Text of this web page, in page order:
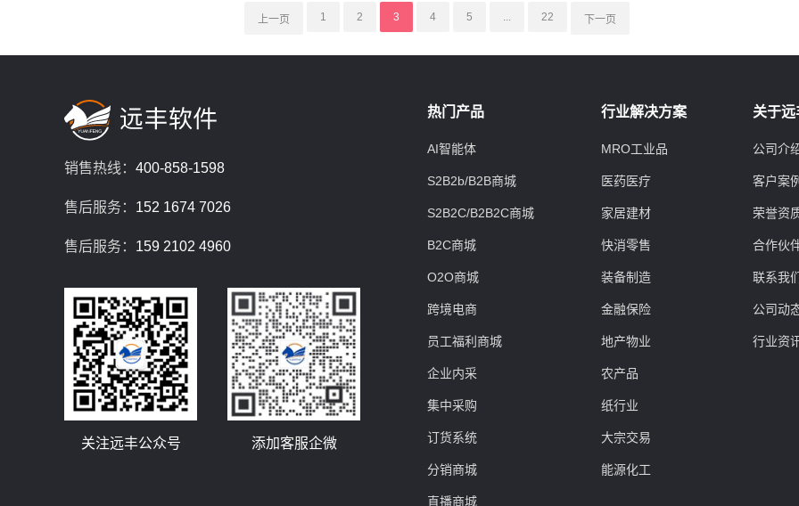
上一页 1 2 3 4 5 22 下一页
销售热线： 400-858-1598
售后服务： 152 1674 7026
售后服务： 159 2102 4960
关注远丰公众号 添加客服企微
热门产品
AI智能体
S2B2b/B2B商城
S2B2C/B2B2C商城
B2C商城
O2O商城
跨境电商
员工福利商城
企业内采
集中采购
订货系统
分销商城
直播商城
行业解决方案
MRO工业品
医药医疗
家居建材
快消零售
装备制造
金融保险
地产物业
农产品
纸行业
大宗交易
能源化工
关于
公司介
客户案
荣誉资
合作伙
联系我
公司动
行业资